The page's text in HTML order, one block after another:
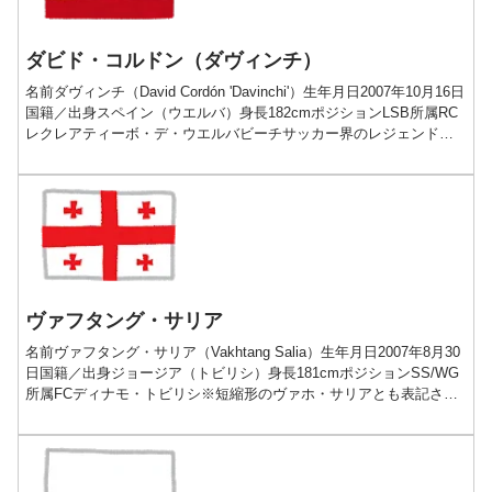
ダビド・コルドン（ダヴィンチ）
名前ダヴィンチ（David Cordón 'Davinchi'）生年月日2007年10月16日
国籍／出身スペイン（ウエルバ）身長182cmポジションLSB所属RC
レクレアティーボ・デ・ウエルバビーチサッカー界のレジェンドを
ヴァフタング・サリア
名前ヴァフタング・サリア（Vakhtang Salia）生年月日2007年8月30
日国籍／出身ジョージア（トビリシ）身長181cmポジションSS/WG
所属FCディナモ・トビリシ※短縮形のヴァホ・サリアとも表記され